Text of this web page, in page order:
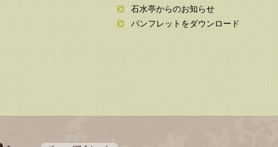
石水亭からのお知らせ
パンフレットをダウンロード